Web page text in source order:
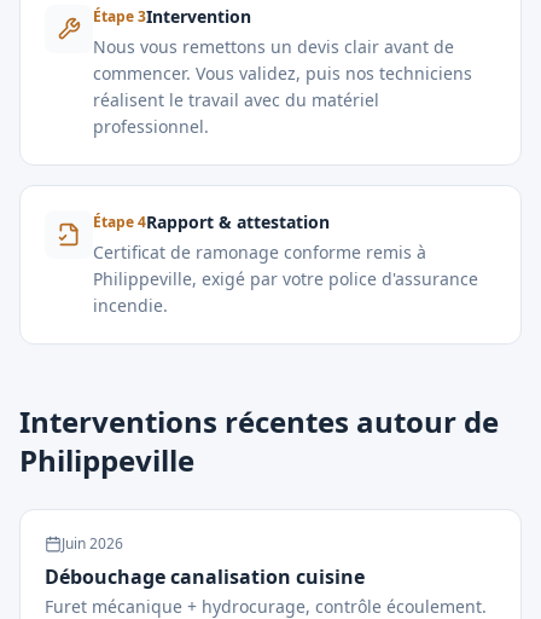
Étape3Intervention
Nous vous remettons un devis clair avant de
commencer. Vous validez, puis nos techniciens
réalisent le travail avec du matériel
professionnel.
Étape4Rapport & attestation
Certificat de ramonage conforme remis à
Philippeville, exigé par votre police d'assurance
incendie.
Interventions récentes autour de
Philippeville
Juin2026
Débouchage canalisation cuisine
Furet mécanique + hydrocurage, contrôle écoulement.